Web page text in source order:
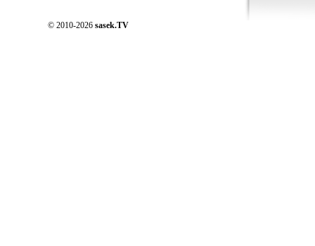
© 2010-2026 sasek.TV